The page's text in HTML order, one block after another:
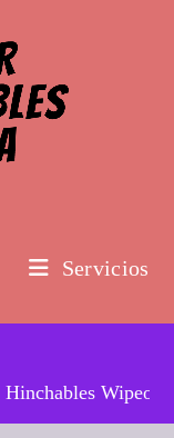
Servicios
Hinchables